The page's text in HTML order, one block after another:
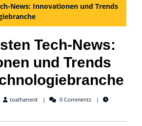
News: Innovationen und Trends
Tech-News:
und Trends
toalhanerd toalhanerd0 Comments